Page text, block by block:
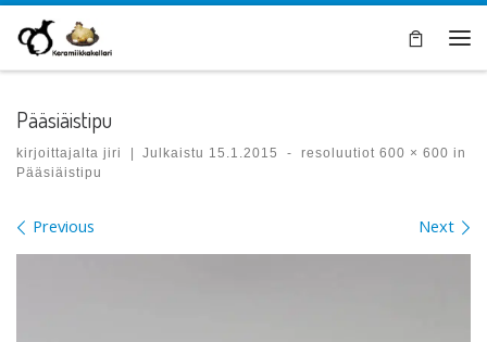
Skip to content
Pääsiäistipu
kirjoittajalta jiri | Julkaistu 15.1.2015 - resoluutiot 600 × 600 in
Pääsiäistipu
Images navigation
Previous Next